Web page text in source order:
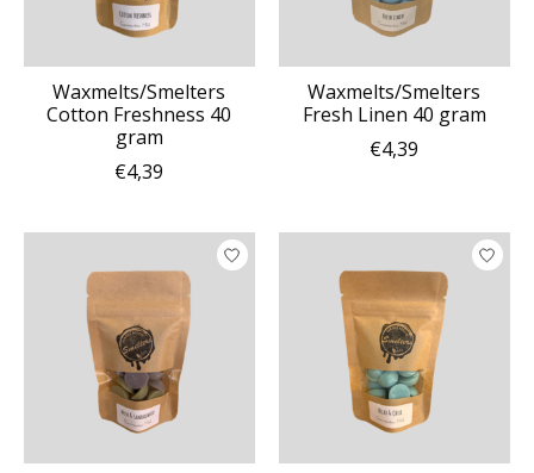
Waxmelts/Smelters
Cotton Freshness 40
gram
€4,39
Waxmelts/Smelters
Fresh Linen 40 gram
€4,39